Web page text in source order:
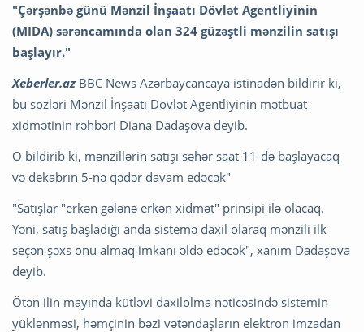
"Çərşənbə günü Mənzil İnşaatı Dövlət Agentliyinin
(MIDA) sərəncamında olan 324 güzəştli mənzilin satışı
başlayır."
Xeberler.az BBC News Azərbaycancaya istinadən bildirir ki,
bu sözləri Mənzil İnşaatı Dövlət Agentliyinin mətbuat
xidmətinin rəhbəri Diana Dadaşova deyib.
O bildirib ki, mənzillərin satışı səhər saat 11-də başlayacaq
və dekabrın 5-nə qədər davam edəcək"
"Satışlar "erkən gələnə erkən xidmət" prinsipi ilə olacaq.
Yəni, satış başladığı anda sistemə daxil olaraq mənzili ilk
seçən şəxs onu almaq imkanı əldə edəcək", xanım Dadaşova
deyib.
Ötən ilin mayında kütləvi daxilolma nəticəsində sistemin
yüklənməsi, həmçinin bəzi vətəndaşların elektron imzadan